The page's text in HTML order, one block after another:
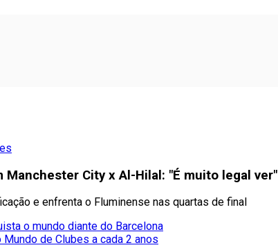
Manchester City x Al-Hilal: "É muito legal ver"
e enfrenta o Fluminense nas quartas de final
o mundo diante do Barcelona
de Clubes a cada 2 anos